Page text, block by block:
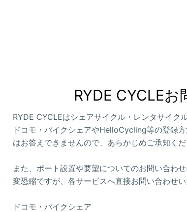
RYDE CYCLEお
RYDE CYCLEはシェアサイクル・レンタサイク
ドコモ・バイクシェアやHelloCycling等の登録
はお答えできませんので、あらかじめご承知くだ
また、ポート設置や要望についてのお問い合わ
変恐縮ですが、各サービスへ直接お問い合わせ
ドコモ・バイクシェア